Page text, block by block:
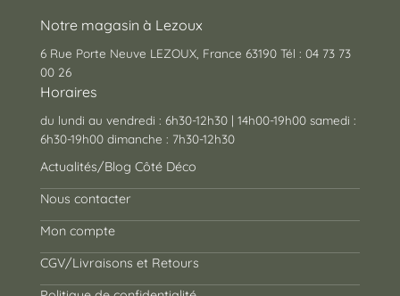
Notre magasin à Lezoux
6 Rue Porte Neuve LEZOUX, France 63190 Tél : 04 73 73
00 26
Horaires
du lundi au vendredi : 6h30-12h30 | 14h00-19h00 samedi :
6h30-19h00 dimanche : 7h30-12h30
Actualités/Blog Côté Déco
Nous contacter
Mon compte
CGV/Livraisons et Retours